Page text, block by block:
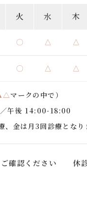
火 水 木
〇 △ △
〇 △ △
マークの中で）
午後 14:00-18:00
金は月3回診療となり
ご確認ください 休